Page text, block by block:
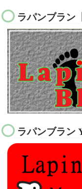
ラパンブラン
ラパンブラン